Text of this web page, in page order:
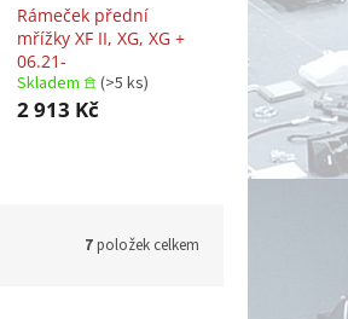
Rámeček přední
mřížky XF II, XG, XG +
06.21-
Skladem 𖠿 (>5 ks)
2 913 Kč
7položek celkem